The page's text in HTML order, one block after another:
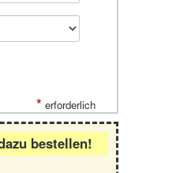
* erforderlich
bestellen!